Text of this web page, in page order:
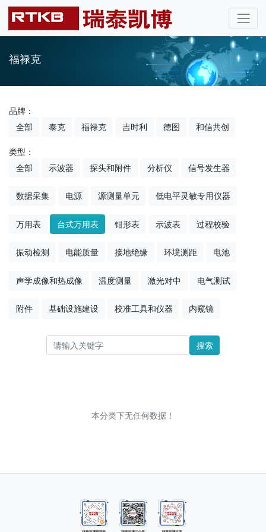
福禄克
品牌：
全部
泰克 福禄克 吉时利 德图 和信共创
类型：
全部
示波器 探头和附件 分析仪 信号发生器
数据采集 电源 源测量单元 低电平灵敏专用仪器
万用表 台式万用表 钳形表 示波表 过程校验
振动检测 电能质量 接地绝缘 环境测距 电池
声学成像和热成像 温度测量 激光对中 电气测试
附件 基础设施建设 校准工具和仪器 内窥镜
搜索
本分类下无任何数据！